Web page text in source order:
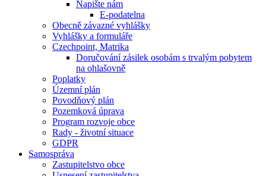
Napište nám
E-podatelna
Obecně závazné vyhlášky
Vyhlášky a formuláře
Czechpoint, Matrika
Doručování zásilek osobám s trvalým pobytem
na ohlašovně
Poplatky
Územní plán
Povodňový plán
Pozemková úprava
Program rozvoje obce
Rady - životní situace
GDPR
Samospráva
Zastupitelstvo obce